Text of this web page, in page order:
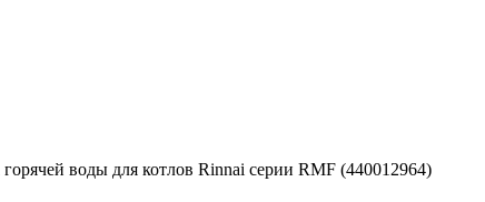
воды для котлов Rinnai серии RMF (440012964)